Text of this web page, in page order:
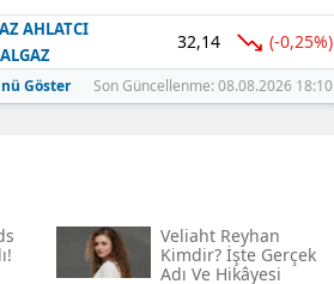
AHLATCI
32,14 (-0,25%)
Göster Son Güncellenme: 08.08.2026 18:10
Veliaht Reyhan
Kimdir? İşte Gerçek
Adı Ve Hikâyesi